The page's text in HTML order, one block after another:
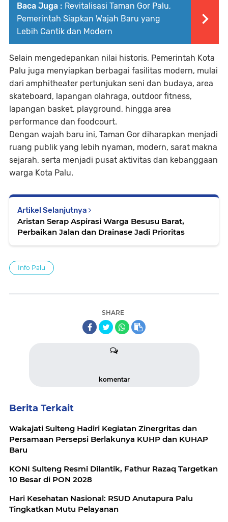
Baca Juga : Revitalisasi Taman Gor Palu,
Pemerintah Siapkan Wajah Baru yang
Lebih Cantik dan Modern
Selain mengedepankan nilai historis, Pemerintah Kota
Palu juga menyiapkan berbagai fasilitas modern, mulai
dari amphitheater pertunjukan seni dan budaya, area
skateboard, lapangan olahraga, outdoor fitness,
lapangan basket, playground, hingga area
performance dan foodcourt.
Dengan wajah baru ini, Taman Gor diharapkan menjadi
ruang publik yang lebih nyaman, modern, sarat makna
sejarah, serta menjadi pusat aktivitas dan kebanggaan
warga Kota Palu.
Artikel Selanjutnya
Aristan Serap Aspirasi Warga Besusu Barat,
Perbaikan Jalan dan Drainase Jadi Prioritas
Info Palu
SHARE
komentar
Berita Terkait
Wakajati Sulteng Hadiri Kegiatan Zinergritas dan
Persamaan Persepsi Berlakunya KUHP dan KUHAP
Baru
KONI Sulteng Resmi Dilantik, Fathur Razaq Targetkan
10 Besar di PON 2028
Hari Kesehatan Nasional: RSUD Anutapura Palu
Tingkatkan Mutu Pelayanan